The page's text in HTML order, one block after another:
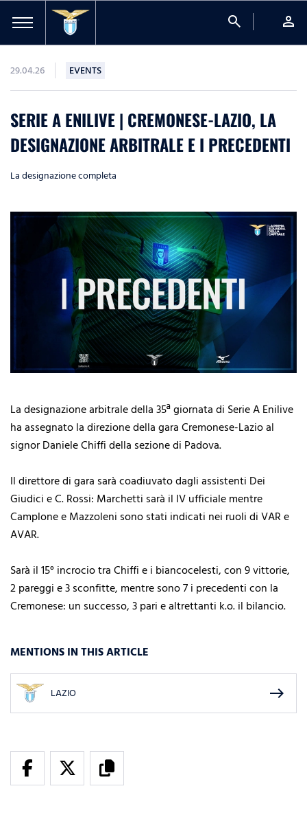
search person
29.04.26 EVENTS
SERIE A ENILIVE | CREMONESE-LAZIO, LA
DESIGNAZIONE ARBITRALE E I PRECEDENTI
La designazione completa
La designazione arbitrale della 35ª giornata di Serie A Enilive
ha assegnato la direzione della gara Cremonese-Lazio al
signor Daniele Chiffi della sezione di Padova.
Il direttore di gara sarà coadiuvato dagli assistenti Dei
Giudici e C. Rossi: Marchetti sarà il IV ufficiale mentre
Camplone e Mazzoleni sono stati indicati nei ruoli di VAR e
AVAR.
Sarà il 15° incrocio tra Chiffi e i biancocelesti, con 9 vittorie,
2 pareggi e 3 sconfitte, mentre sono 7 i precedenti con la
Cremonese: un successo, 3 pari e altrettanti k.o. il bilancio.
MENTIONS IN THIS ARTICLE
LAZIO east